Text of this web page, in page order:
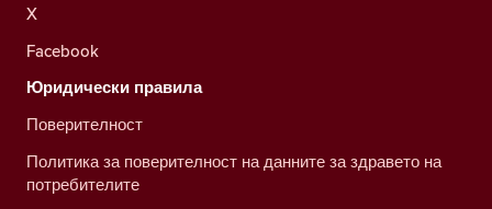
X
Facebook
Юридически правила
Поверителност
Политика за поверителност на данните за здравето на
потребителите